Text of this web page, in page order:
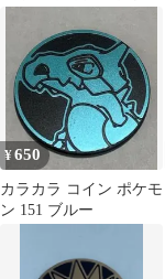
¥650
カラカラ コイン ポケモ
ン 151 ブルー